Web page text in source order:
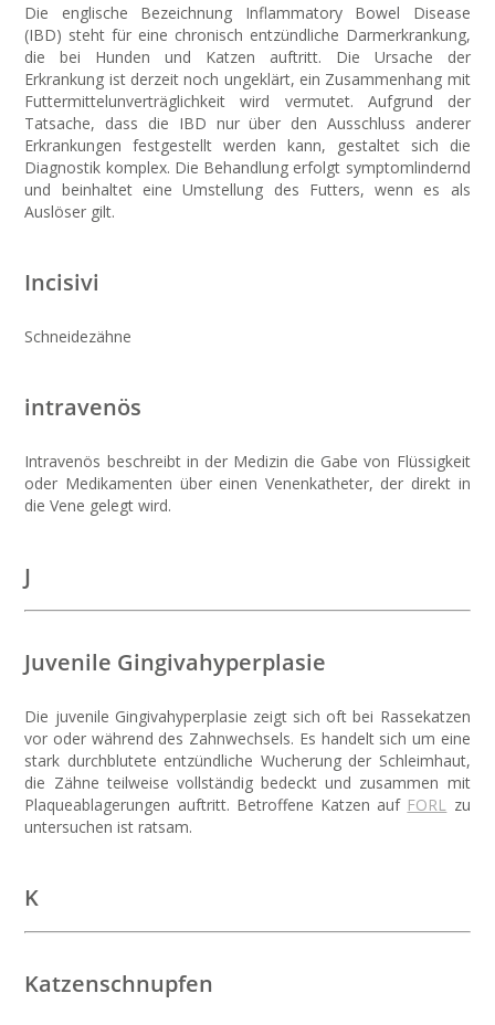
Die englische Bezeichnung Inflammatory Bowel Disease
(IBD) steht für eine chronisch entzündliche Darmerkrankung,
die bei Hunden und Katzen auftritt. Die Ursache der
Erkrankung ist derzeit noch ungeklärt, ein Zusammenhang mit
Futtermittelunverträglichkeit wird vermutet. Aufgrund der
Tatsache, dass die IBD nur über den Ausschluss anderer
Erkrankungen festgestellt werden kann, gestaltet sich die
Diagnostik komplex. Die Behandlung erfolgt symptomlindernd
und beinhaltet eine Umstellung des Futters, wenn es als
Auslöser gilt.
Incisivi
Schneidezähne
intravenös
Intravenös beschreibt in der Medizin die Gabe von Flüssigkeit
oder Medikamenten über einen Venenkatheter, der direkt in
die Vene gelegt wird.
J
Juvenile Gingivahyperplasie
Die juvenile Gingivahyperplasie zeigt sich oft bei Rassekatzen
vor oder während des Zahnwechsels. Es handelt sich um eine
stark durchblutete entzündliche Wucherung der Schleimhaut,
die Zähne teilweise vollständig bedeckt und zusammen mit
Plaqueablagerungen auftritt. Betroffene Katzen auf FORL
zu
untersuchen ist ratsam.
K
Katzenschnupfen